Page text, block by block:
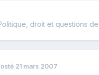
droit et questions
21 mars 2007